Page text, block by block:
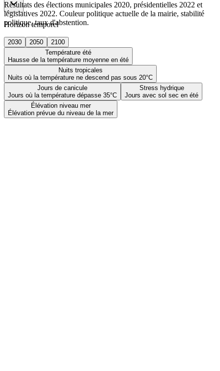
Horizon temporel
2030 2050
2100
Température été
Hausse de la température moyenne en été
Nuits tropicales
Nuits où la température ne descend pas sous 20°C
Jours de canicule
Jours où la température dépasse 35°C
Stress hydrique
Jours avec sol sec en été
Élévation niveau mer
Élévation prévue du niveau de la mer
Résultats des élections municipales 2020, présidentielles 2022 et
législatives 2022. Couleur politique actuelle de la mairie, stabilité
politique, taux d'abstention.